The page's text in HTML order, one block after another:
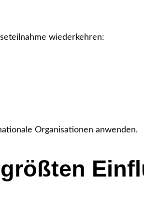
wiederkehren:
Organisationen anwenden.